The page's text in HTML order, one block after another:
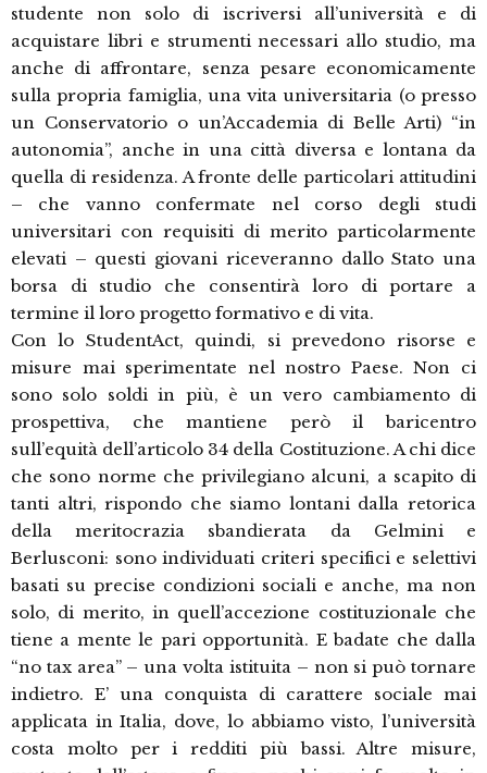
studente non solo di iscriversi all’università e di
acquistare libri e strumenti necessari allo studio, ma
anche di affrontare, senza pesare economicamente
sulla propria famiglia, una vita universitaria (o presso
un Conservatorio o un’Accademia di Belle Arti) “in
autonomia”, anche in una città diversa e lontana da
quella di residenza. A fronte delle particolari attitudini
– che vanno confermate nel corso degli studi
universitari con requisiti di merito particolarmente
elevati – questi giovani riceveranno dallo Stato una
borsa di studio che consentirà loro di portare a
termine il loro progetto formativo e di vita.
Con lo StudentAct, quindi, si prevedono risorse e
misure mai sperimentate nel nostro Paese. Non ci
sono solo soldi in più, è un vero cambiamento di
prospettiva, che mantiene però il baricentro
sull’equità dell’articolo 34 della Costituzione. A chi dice
che sono norme che privilegiano alcuni, a scapito di
tanti altri, rispondo che siamo lontani dalla retorica
della meritocrazia sbandierata da Gelmini e
Berlusconi: sono individuati criteri specifici e selettivi
basati su precise condizioni sociali e anche, ma non
solo, di merito, in quell’accezione costituzionale che
tiene a mente le pari opportunità. E badate che dalla
“no tax area” – una volta istituita – non si può tornare
indietro. E’ una conquista di carattere sociale mai
applicata in Italia, dove, lo abbiamo visto, l’università
costa molto per i redditi più bassi. Altre misure,